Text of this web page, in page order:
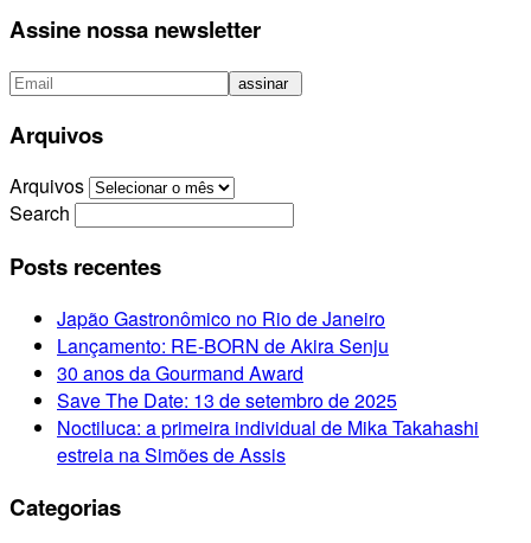
Assine nossa newsletter
Arquivos
Arquivos
Search
Posts recentes
Japão Gastronômico no Rio de Janeiro
Lançamento: RE-BORN de Akira Senju
30 anos da Gourmand Award
Save The Date: 13 de setembro de 2025
Noctiluca: a primeira individual de Mika Takahashi
estreia na Simões de Assis
Categorias